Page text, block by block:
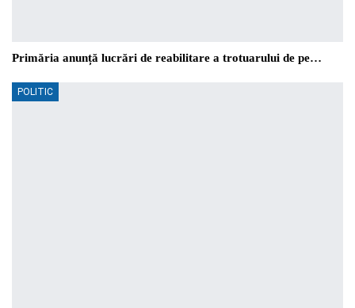
Primăria anunță lucrări de reabilitare a trotuarului de pe…
POLITIC